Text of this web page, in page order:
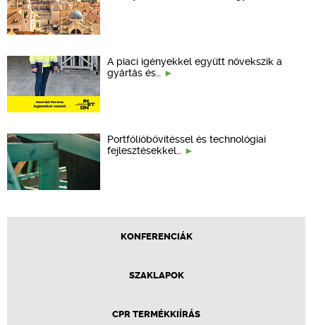
A piaci igényekkel együtt növekszik a
gyártás és…
Portfólióbővítéssel és technológiai
fejlesztésekkel…
KONFERENCIÁK
SZAKLAPOK
CPR TERMÉKKIÍRÁS